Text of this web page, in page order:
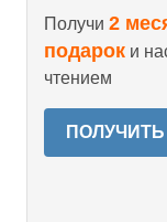
Получи 2
подарок и
чтением